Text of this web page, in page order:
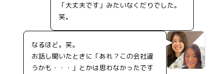
「大丈夫です」みたいなくだりでした。
笑。
なるほど。笑。
お話し聞いたときに「あれ？この会社違
うかも・・・」とかは思わなかったです